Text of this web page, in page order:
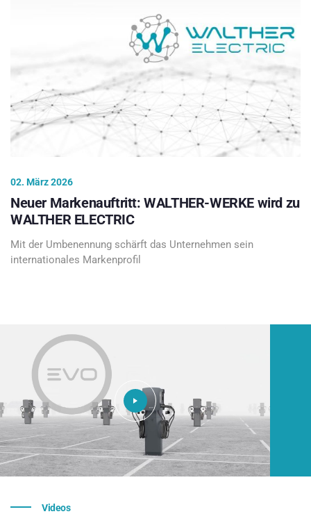
02. März 2026
Neuer Markenauftritt: WALTHER-WERKE wird zu
WALTHER ELECTRIC
Mit der Umbenennung schärft das Unternehmen sein
internationales Markenprofil
Videos